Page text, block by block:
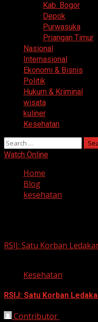
Kab. Bogor
Depok
Purwasuka
Priangan Timur
Nasional
Internasional
Ekonomi & Bisnis
Politik
Hukum & Kriminal
wisata
kuliner
Kesehatan
Search
for:
Watch Online
Home
Blog
kesehatan
RSIJ: Satu Korban
Kesehatan
RSIJ: Satu Korban
Contributor